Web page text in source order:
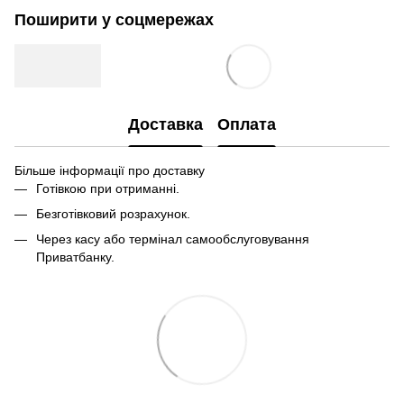
Поширити у соцмережах
Доставка Оплата
Більше інформації про доставку
Готівкою при отриманні.
Безготівковий розрахунок.
Через касу або термінал самообслуговування
Приватбанку.